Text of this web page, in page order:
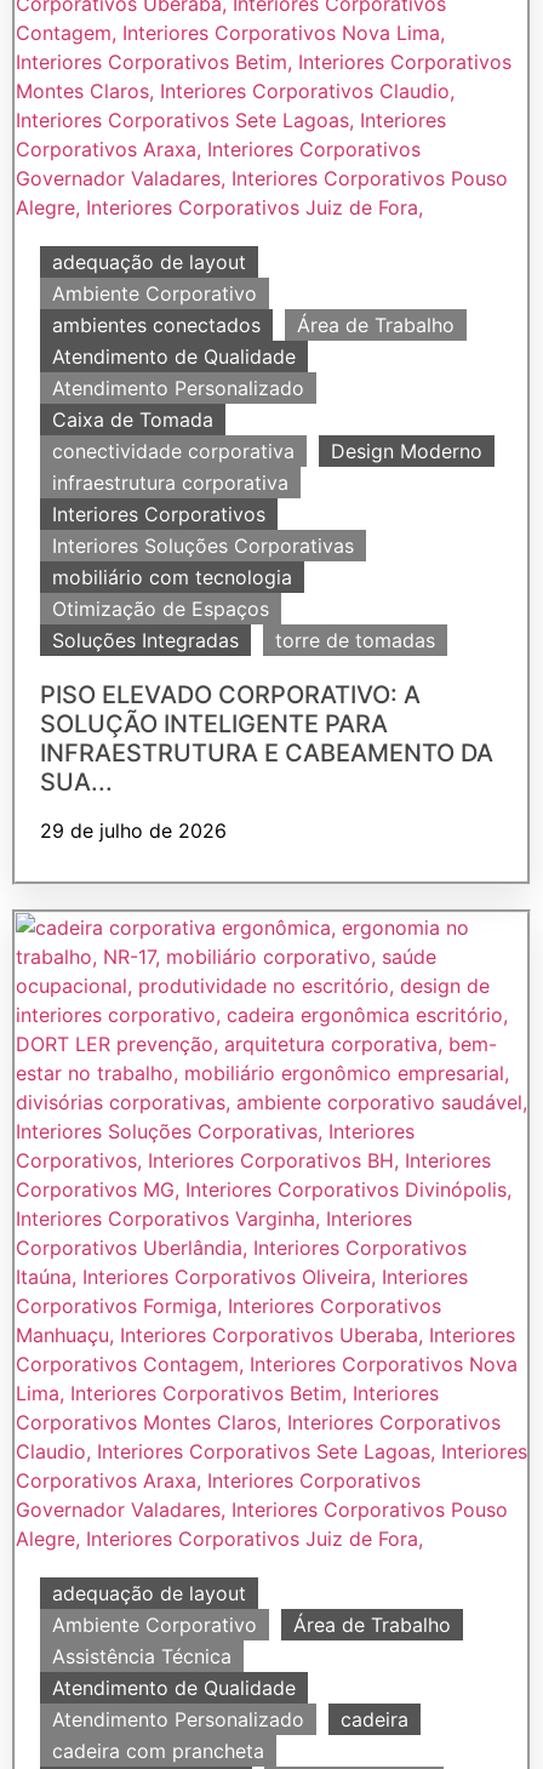
adequação de layout
Ambiente Corporativo
ambientes conectados
Área de Trabalho
Atendimento de Qualidade
Atendimento Personalizado
Caixa de Tomada
conectividade corporativa
Design Moderno
infraestrutura corporativa
Interiores Corporativos
Interiores Soluções Corporativas
mobiliário com tecnologia
Otimização de Espaços
Soluções Integradas
torre de tomadas
PISO ELEVADO CORPORATIVO: A
SOLUÇÃO INTELIGENTE PARA
INFRAESTRUTURA E CABEAMENTO DA
SUA...
29 de julho de 2026
adequação de layout
Ambiente Corporativo
Área de Trabalho
Assistência Técnica
Atendimento de Qualidade
Atendimento Personalizado
cadeira
cadeira com prancheta